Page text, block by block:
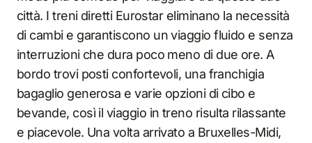
città. I treni diretti Eurostar eliminano la necessità
di cambi e garantiscono un viaggio fluido e senza
interruzioni che dura poco meno di due ore. A
bordo trovi posti confortevoli, una franchigia
bagaglio generosa e varie opzioni di cibo e
bevande, così il viaggio in treno risulta rilassante
e piacevole. Una volta arrivato a Bruxelles-Midi,